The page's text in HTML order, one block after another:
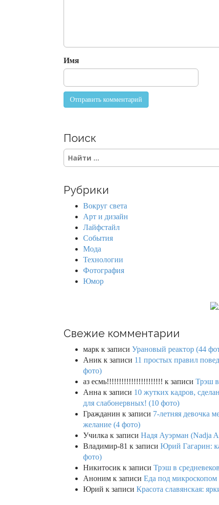
n
Имя
Поиск
S
c
Рубрики
Вокруг света
Арт и дизайн
Лайфстайл
События
Мода
Технологии
Фотография
Юмор
Свежие комментарии
марк к записи Урановый реактор (44
Аник к записи 11 простых правил
фото)
аз есмь!!!!!!!!!!!!!!!!!!!!!!! к записи Трэш в
Анна к записи 10 жутких кадров,
для слабонервных! (10 фото)
Гражданин к записи 7-летняя девочка
желание (4 фото)
Училка к записи Надя Ауэрман (Nadja
Владимир-81 к записи Юрий Гагарин:
фото)
Никитосик к записи Трэш в
Аноним к записи Еда под микроскопом
Юрий к записи Красота славянская: